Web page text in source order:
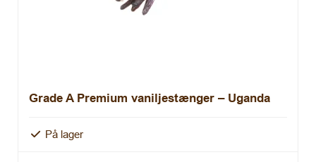
Grade A Premium vaniljestænger – Uganda
På lager